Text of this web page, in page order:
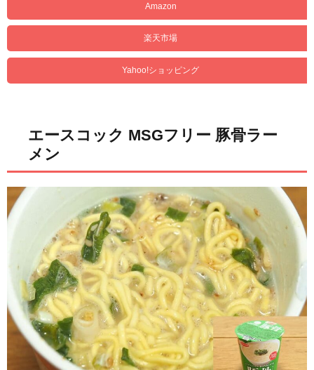
Amazon
楽天市場
Yahoo!ショッピング
エースコック MSGフリー 豚骨ラー
メン